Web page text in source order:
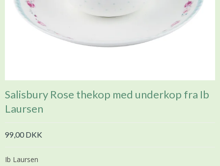
Salisbury Rose thekop med underkop fra Ib
Laursen
99,00 DKK
Ib Laursen